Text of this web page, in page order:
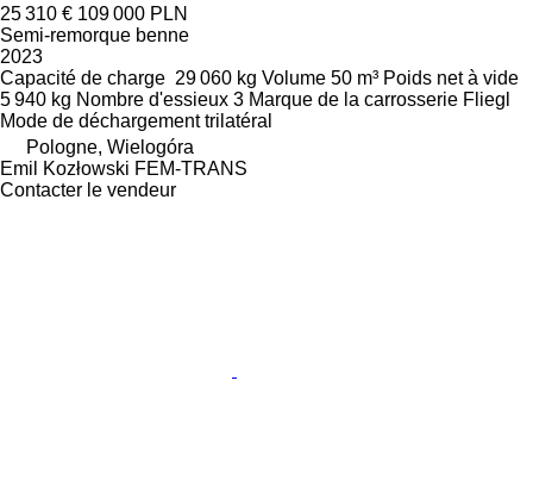
25 310 € 109 000 PLN
Semi-remorque benne
2023
Capacité de charge 29 060 kg Volume 50 m³ Poids net à vide
5 940 kg Nombre d'essieux 3 Marque de la carrosserie Fliegl
Mode de déchargement trilatéral
Pologne, Wielogóra
Emil Kozłowski FEM-TRANS
Contacter le vendeur